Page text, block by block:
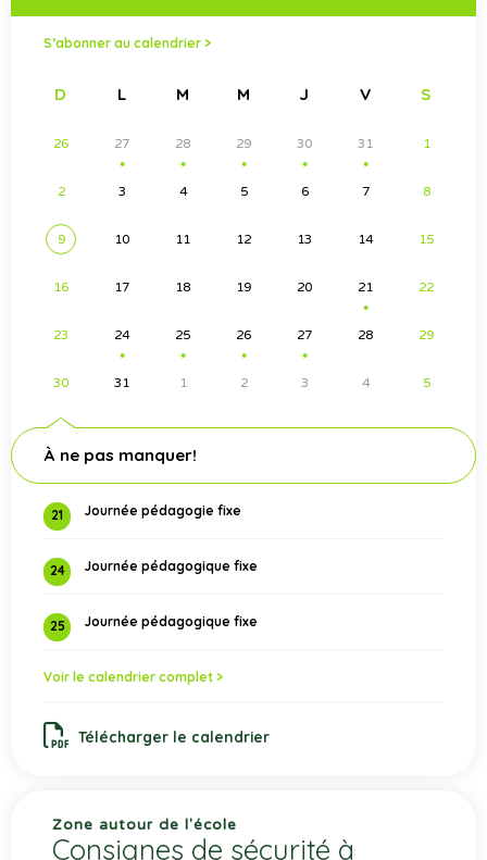
S’abonner au calendrier >
D L M M J V S
26 27
●
28
●
29
●
30
●
31
●
1
2 3 4 5 6 7 8
9 10 11 12 13 14 15
16 17 18 19 20 21
●
22
23 24
●
25
●
26
●
27
●
28 29
30 31 1 2 3 4 5
À ne pas manquer!
21 Journée pédagogie fixe
24 Journée pédagogique fixe
25 Journée pédagogique fixe
Voir le calendrier complet >
Télécharger le calendrier
Zone autour de l'école
Consignes de sécurité à